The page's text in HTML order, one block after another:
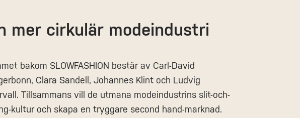
mer cirkulär modeindustri
bakom SLOWFASHION består av Carl-David
Clara Sandell, Johannes Klint och Ludvig
Tillsammans vill de utmana modeindustrins slit-och-
kultur och skapa en tryggare second hand-marknad.